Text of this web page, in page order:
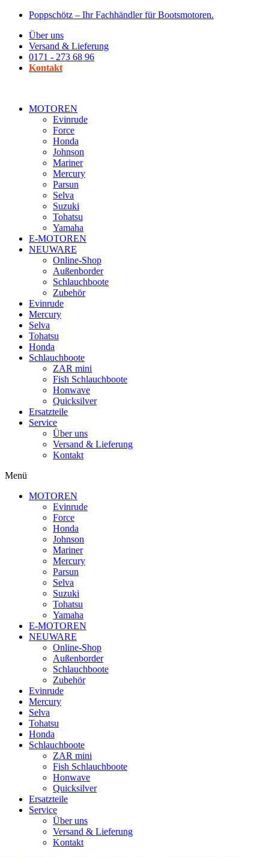
Zum
wechseln
Poppschötz – Ihr Fachhändler für Bootsmotoren.
Über uns
Versand & Lieferung
0171 - 273 68 96
Kontakt
MOTOREN
Evinrude
Force
Honda
Johnson
Mariner
Mercury
Parsun
Selva
Suzuki
Tohatsu
Yamaha
E-MOTOREN
NEUWARE
Online-Shop
Außenborder
Schlauchboote
Zubehör
Evinrude
Mercury
Selva
Tohatsu
Honda
Schlauchboote
ZAR mini
Fish Schlauchboote
Honwave
Quicksilver
Ersatzteile
Service
Über uns
Versand & Lieferung
Kontakt
Menü
MOTOREN
Evinrude
Force
Honda
Johnson
Mariner
Mercury
Parsun
Selva
Suzuki
Tohatsu
Yamaha
E-MOTOREN
NEUWARE
Online-Shop
Außenborder
Schlauchboote
Zubehör
Evinrude
Mercury
Selva
Tohatsu
Honda
Schlauchboote
ZAR mini
Fish Schlauchboote
Honwave
Quicksilver
Ersatzteile
Service
Über uns
Versand & Lieferung
Kontakt